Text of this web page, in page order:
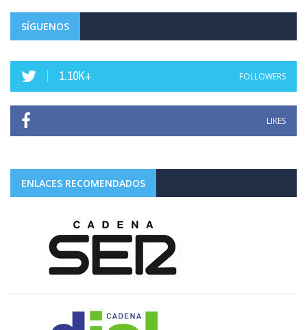
SÍGUENOS
1.10K+ FOLLOWERS
LIKES
ENLACES RECOMENDADOS